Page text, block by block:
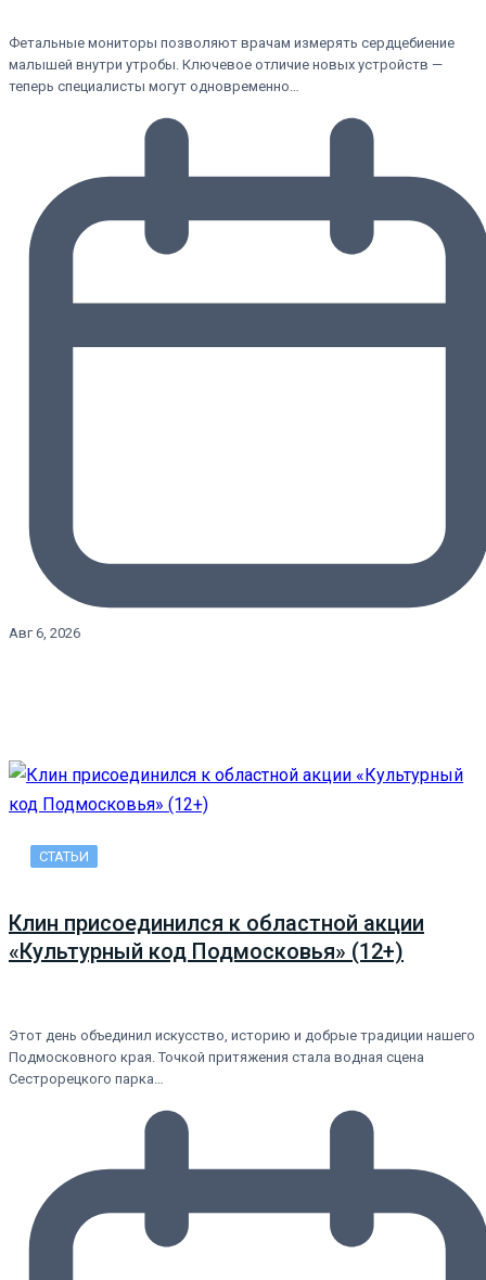
Фетальные мониторы позволяют врачам измерять сердцебиение
малышей внутри утробы. Ключевое отличие новых устройств —
теперь специалисты могут одновременно…
Авг 6, 2026
СТАТЬИ
Клин присоединился к областной акции
«Культурный код Подмосковья» (12+)
Этот день объединил искусство, историю и добрые традиции нашего
Подмосковного края. Точкой притяжения стала водная сцена
Сестрорецкого парка…